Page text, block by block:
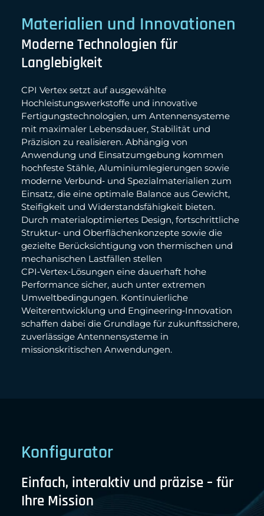
Materialien und Innovationen
Moderne Technologien für
Langlebigkeit
CPI Vertex setzt auf ausgewählte
Hochleistungswerkstoffe und innovative
Fertigungstechnologien, um Antennensysteme
mit maximaler Lebensdauer, Stabilität und
Präzision zu realisieren. Abhängig von
Anwendung und Einsatzumgebung kommen
hochfeste Stähle, Aluminiumlegierungen sowie
moderne Verbund‑ und Spezialmaterialien zum
Einsatz, die eine optimale Balance aus Gewicht,
Steifigkeit und Widerstandsfähigkeit bieten.
Durch materialoptimiertes Design, fortschrittliche
Struktur‑ und Oberflächenkonzepte sowie die
gezielte Berücksichtigung von thermischen und
mechanischen Lastfällen stellen
CPI‑Vertex‑Lösungen eine dauerhaft hohe
Performance sicher, auch unter extremen
Umweltbedingungen. Kontinuierliche
Weiterentwicklung und Engineering‑Innovation
schaffen dabei die Grundlage für zukunftssichere,
zuverlässige Antennensysteme in
missionskritischen Anwendungen.
Konfigurator
Einfach, interaktiv und präzise – für
Ihre Mission